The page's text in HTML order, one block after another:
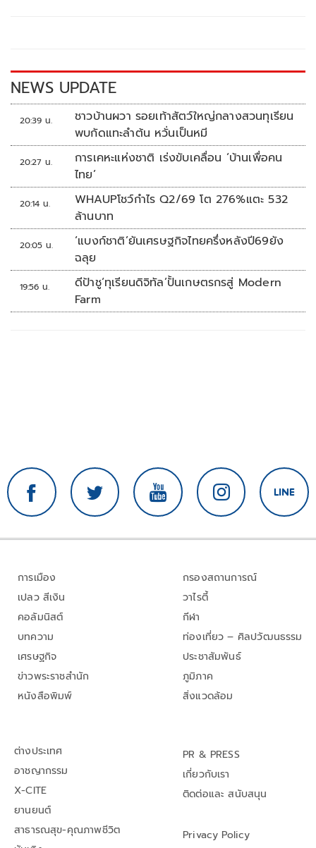
k k
NEWS UPDATE
20:39 น.
ชาวบ้านผวา รอยเท้าสัตว์ใหญ่กลางสวนทุเรียน
พบกัดแทะลำต้น หวั่นเป็นหมี
20:27 น.
การเคหะแห่งชาติ เร่งขับเคลื่อน ‘บ้านเพื่อคน
ไทย’
20:14 น.
WHAUPโชว์กำไร Q2/69 โต 276%แตะ 532
ล้านบาท
20:05 น.
‘แบงก์ชาติ’ยันเศรษฐกิจไทยครึ่งหลังปี69ยัง
ฉลุย
19:56 น.
ดีป้าชู‘ทุเรียนดิจิทัล’ปั้นเกษตรกรสู่ Modern
Farm
การเมือง
เปลว สีเงิน
คอลัมนิสต์
บทความ
เศรษฐกิจ
ข่าวพระราชสำนัก
หนังสือพิมพ์
กรองสถานการณ์
วาไรตี้
กีฬา
ท่องเที่ยว – ศิลปวัฒนธรรม
ประชาสัมพันธ์
ภูมิภาค
สิ่งแวดล้อม
ต่างประเทศ
อาชญากรรม
X-CITE
ยานยนต์
สาธารณสุข-คุณภาพชีวิต
PR & PRESS
เกี่ยวกับเรา
ติดต่อและ สนับสนุน
Privacy Policy